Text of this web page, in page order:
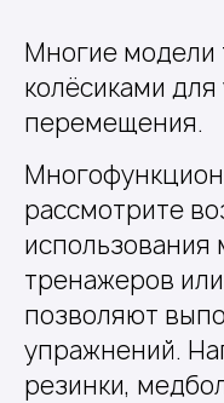
Многие модели
колёсиками
перемещения.
рассмотрите
тренажеров
позволяют
упражнений.
резинки,